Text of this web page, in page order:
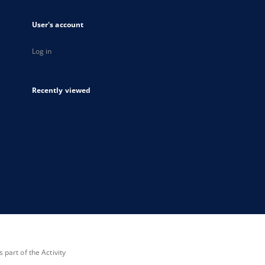
User's account
Log in
Recently viewed
part of the Activity